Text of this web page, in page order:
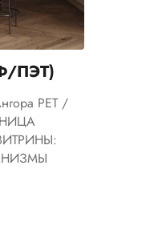
ПЭТ)
PET /